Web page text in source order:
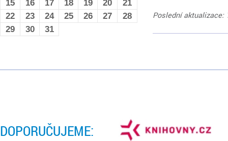
Poslední aktualizace:
15
16 17 18 19 20
21
22
23 24 25 26 27
28
29
30 31
DOPORUČUJEME: